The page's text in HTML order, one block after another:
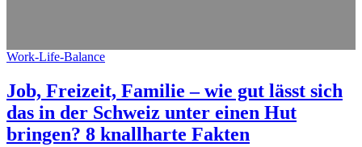
Work-Life-Balance
Job, Freizeit, Familie – wie gut lässt sich
das in der Schweiz unter einen Hut
bringen? 8 knallharte Fakten